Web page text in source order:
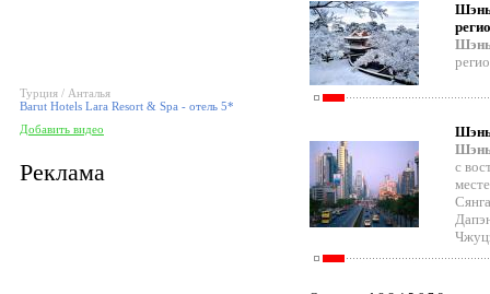
Турция / Анталья
Barut Hotels Lara Resort & Spa - отель 5*
Добавить видео
Реклама
с